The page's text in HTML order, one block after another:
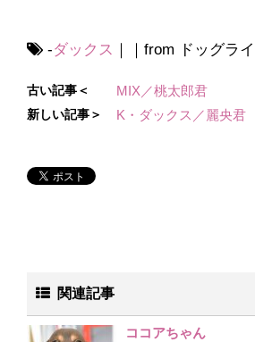
-ダックス ｜｜from ドッグラ
古い記事＜ MIX／桃太郎君
新しい記事＞ K・ダックス／麗央君
関連記事
ココアちゃん